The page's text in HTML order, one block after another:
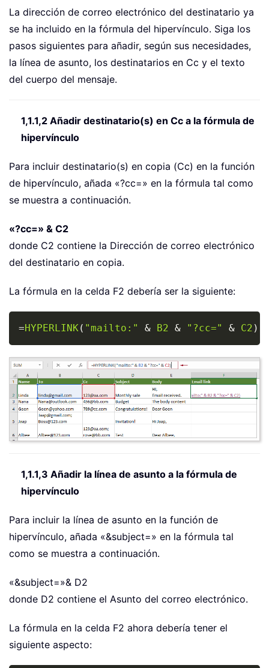
La dirección de correo electrónico del destinatario ya
se ha incluido en la fórmula del hipervínculo. Siga los
pasos siguientes para añadir, según sus necesidades,
la línea de asunto, los destinatarios en Cc y el texto
del cuerpo del mensaje.
1,1.1,2 Añadir destinatario(s) en Cc a la fórmula de
hipervínculo
Para incluir destinatario(s) en copia (Cc) en la función
de hipervínculo, añada «?cc=» en la fórmula tal como
se muestra a continuación.
«?cc=» & C2
donde C2 contiene la Dirección de correo electrónico
del destinatario en copia.
La fórmula en la celda F2 debería ser la siguiente:
=HYPERLINK ( "mailto:" & B2 & "?cc=" & C2 )
Copy
1,1.1,3 Añadir la línea de asunto a la fórmula de
hipervínculo
Para incluir la línea de asunto en la función de
hipervínculo, añada «&subject=» en la fórmula tal
como se muestra a continuación.
«&subject=»& D2
donde D2 contiene el Asunto del correo electrónico.
La fórmula en la celda F2 ahora debería tener el
siguiente aspecto: